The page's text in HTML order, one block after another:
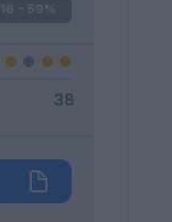
16 - 59%